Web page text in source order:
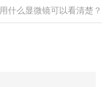
什么显微镜可以看清楚？